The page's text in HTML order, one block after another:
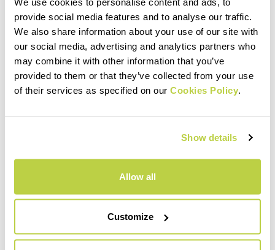
provide social media features and to analyse our traffic.
We also share information about your use of our site with
our social media, advertising and analytics partners who
may combine it with other information that you’ve
provided to them or that they’ve collected from your use
of their services as specified on our Cookies Policy
Show details
Allow all
Customize
MATERIALIEN UND PFLEGE